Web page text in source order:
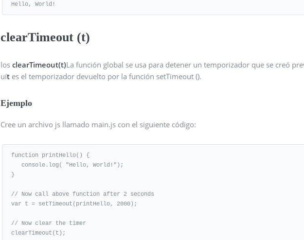
Hello, World!
clearTimeout (t)
losclearTimeout(t)La función global se usa para detener un temporizador que se creó
uít es el temporizador devuelto por la función setTimeout ().
Ejemplo
Cree un archivo js llamado main.js con el siguiente código:
function printHello() {
}
// Now call above function after 2 seconds
var t = setTimeout(printHello, 2000);
// Now clear the timer
clearTimeout(t);